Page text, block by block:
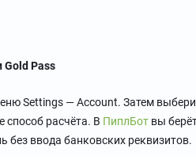
Gold Pass
Settings — Account. Затем
способ расчёта. В ПиплБот вы
без ввода банковских реквизитов.